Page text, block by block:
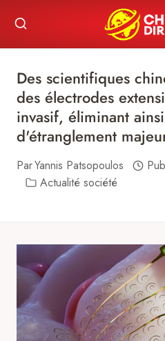
content
Des scientifiques
des électrodes
invasif, éliminant
d'étranglement
ParYannis Patsopoulos
Actualité société